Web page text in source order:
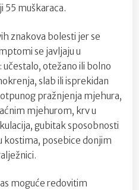
55 muškaraca.
znakova bolesti jer se
se javljaju u
otežano ili bolno
slab ili isprekidan
pražnjenja mjehura,
mjehurom, krv u
gubitak sposobnosti
kostima, posebice donjim
moguće redovitim